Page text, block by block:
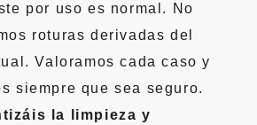
por uso es normal. No
roturas derivadas del
Valoramos cada caso y
siempre que sea seguro.
la limpieza y